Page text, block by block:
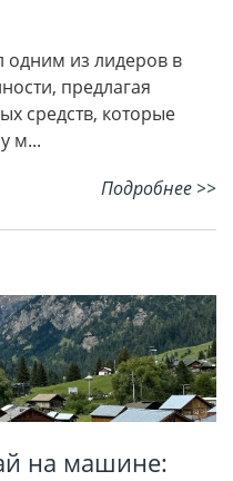
одним из лидеров в
предлагая
средств, которые
м...
Подробнее >>
на машине: